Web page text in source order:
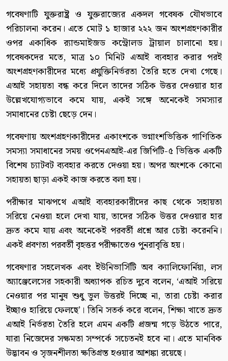
গবেষণাটি যুক্তরাষ্ট্র ও যুক্তরাজ্যের একদল গবেষক যৌথভাবে
পরিচালনা করেন। এতে মোট ১ হাজার ২২২ জন অংশগ্রহণকারীর
ওপর একাধিক র‍্যান্ডমাইজড কন্ট্রোলড ট্রায়াল চালানো হয়।
গবেষকদের মতে, মাত্র ১০ মিনিট এআই ব্যবহার করার পরই
অংশগ্রহণকারীদের মধ্যে প্রযুক্তিনির্ভরতা তৈরি হতে দেখা গেছে।
এআই সহায়তা বন্ধ করে দিলে তাদের সঠিক উত্তর দেওয়ার হার
উল্লেখযোগ্যভাবে কমে যায়, একই সঙ্গে অনেকেই সমস্যার
সমাধানের চেষ্টা ছেড়ে দেন।
গবেষণায় অংশগ্রহণকারীদের একাংশকে ভগ্নাংশভিত্তিক গাণিতিক
সমস্যা সমাধানের সময় ওপেনএআই-এর জিপিটি-৫ ভিত্তিক একটি
বিশেষ চ্যাটবট ব্যবহার করতে দেওয়া হয়। অপর অংশকে কোনো
সহায়তা ছাড়া একই কাজ করতে বলা হয়।
পরীক্ষার মাঝপথে এআই ব্যবহারকারীদের কাছ থেকে সহায়তা
সরিয়ে নেওয়া হলে দেখা যায়, তাদের সঠিক উত্তর দেওয়ার হার
দ্রুত কমে যায় এবং অনেকেই পরবর্তী প্রশ্নে আর চেষ্টা করেননি।
একই প্রবণতা পরবর্তী বৃহত্তর পরীক্ষাতেও পুনরাবৃত্তি হয়।
গবেষণার সহলেখক এবং ইউনিভার্সিটি অব ক্যালিফোর্নিয়া, লস
অ্যাঞ্জেলেসের সহকারী অধ্যাপক রচিত দুবে বলেন, ‘এআই সরিয়ে
নেওয়ার পর মানুষ শুধু ভুল উত্তরই দিচ্ছে না, তারা চেষ্টা করার
ইচ্ছাও হারিয়ে ফেলছে’। তিনি সতর্ক করে বলেন, শিক্ষা খাতে দ্রুত
এআই নির্ভরতা তৈরি হলে এমন একটি প্রজন্ম গড়ে উঠতে পারে,
যারা নিজেদের সক্ষমতা সম্পর্কে সচেতনই হবে না। এতে মানবিক
উদ্ভাবন ও সৃজনশীলতা ক্ষতিগ্রস্ত হওয়ার আশঙ্কা রয়েছে।